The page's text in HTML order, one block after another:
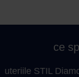
ce
STIL